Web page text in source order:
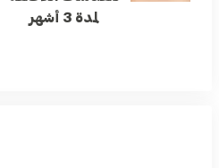
لمدة 3 أشهر